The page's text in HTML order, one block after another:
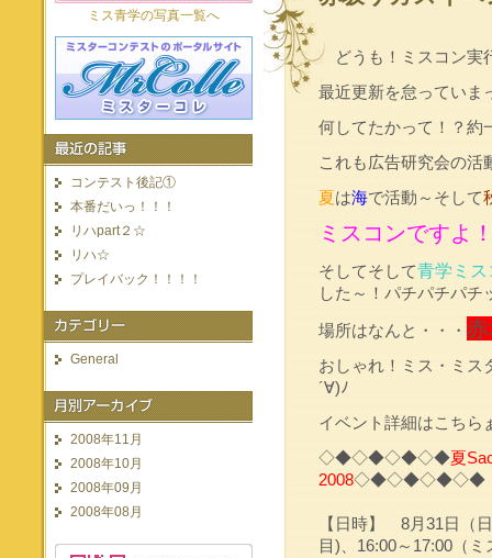
どうも！ミスコン実
最近更新を怠っていま
何してたかって！？約
これも広告研究会の
夏は海で活動～そして
ミスコンですよ
そしてそして青学ミ
した～！パチパチパチ
場所はなんと・・・
おしゃれ！ミス・ミス
´∀)ﾉ
イベント詳細はこちら
◇◆◇◆◇◆◇◆夏
2008◇◆◇◆◇◆◇◆
【日時】 8月31日（
目)、16:00～17:00（
ミス青学の写真一覧へ
コンテスト後記①
本番だいっ！！！
リハpart２☆
リハ☆
プレイバック！！！！
General
2008年11月
2008年10月
2008年09月
2008年08月